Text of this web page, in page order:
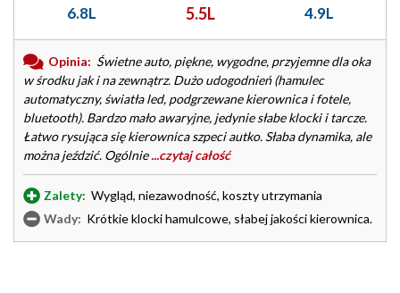
6.8L 5.5L 4.9L
Opinia: Świetne auto, piękne, wygodne, przyjemne dla oka
w środku jak i na zewnątrz. Dużo udogodnień (hamulec
automatyczny, światła led, podgrzewane kierownica i fotele,
bluetooth). Bardzo mało awaryjne, jedynie słabe klocki i tarcze.
Łatwo rysująca się kierownica szpeci autko. Słaba dynamika, ale
można jeździć. Ogólnie...czytaj całość
Zalety: Wygląd, niezawodność, koszty utrzymania
Wady: Krótkie klocki hamulcowe, słabej jakości kierownica.